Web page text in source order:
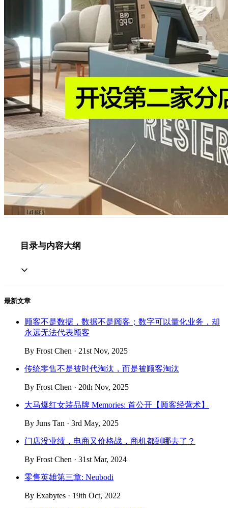
目录与内容大纲
最新文章
顾客不是数据，数据不是顾客；数字可以量化业务，却
永远无法代表顾客
By Frost Chen · 21st Nov, 2025
传统零售不是被时代淘汰，而是被顾客淘汰
By Frost Chen · 20th Nov, 2025
大马爆红女装品牌 Memories: 首公开【顾客经营术】
By Juns Tan · 3rd May, 2025
门店没业绩，电商又价格战，商机都到哪去了？
By Frost Chen · 31st Mar, 2024
零售英雄第三章: Neubodi
By Exabytes · 19th Oct, 2022